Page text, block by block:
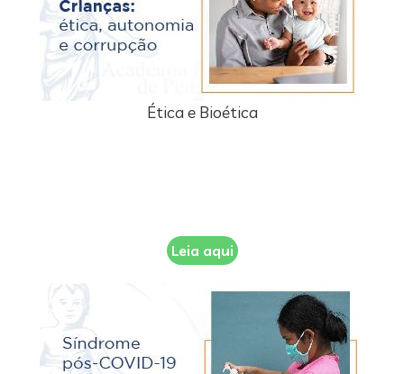
Ética e Bioética
Leia aqui